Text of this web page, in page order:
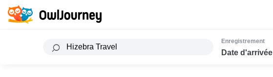
Enregistrement
Date d'arrivée